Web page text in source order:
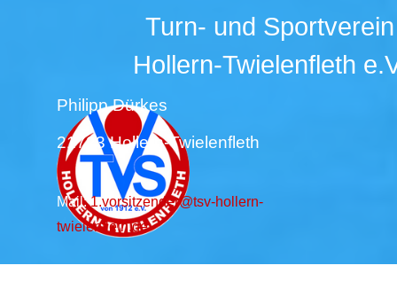
Turn- und Sportverein
Hollern-Twielenfleth
Philipp Dürkes
21723 Hollern-Twielenfleth
Mail: 1.vorsitzender@tsv-hollern-
twielenfleth.de